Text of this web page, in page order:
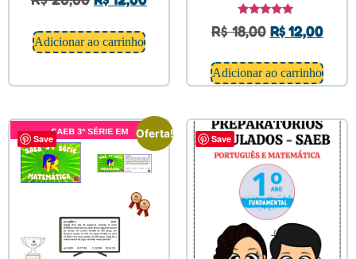
Adicionar ao carrinho
Avaliação
5.00
R$18,00 R$12,00
Adicionar ao carrinho
Save Oferta! Save